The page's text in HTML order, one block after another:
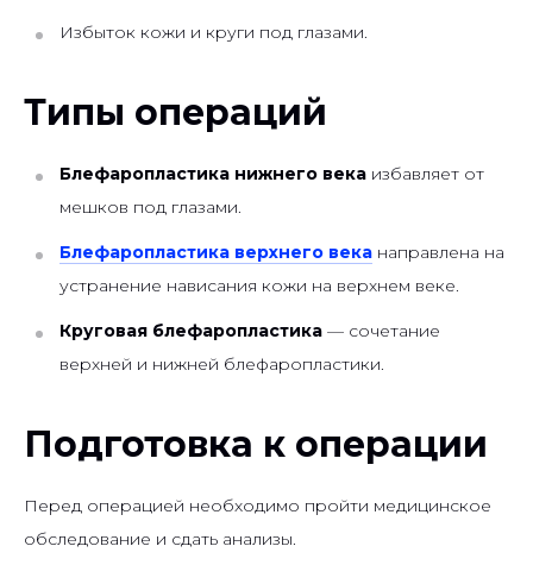
Избыток кожи и круги под глазами.
Типы операций
Блефаропластика нижнего века избавляет от
мешков под глазами.
Блефаропластика верхнего века направлена на
устранение нависания кожи на верхнем веке.
Круговая блефаропластика — сочетание
верхней и нижней блефаропластики.
Подготовка к операции
Перед операцией необходимо пройти медицинское
обследование и сдать анализы.